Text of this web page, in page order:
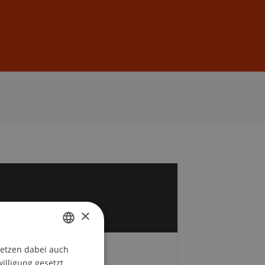
Ort
GERMAN
×
dabei auch
gesetzt